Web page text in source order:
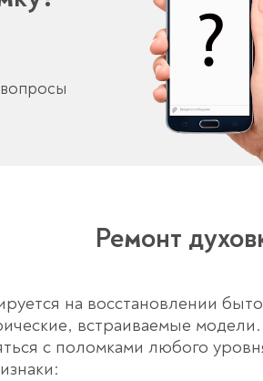
Ремонт
на восстановлении
встраиваемые
с поломками любого